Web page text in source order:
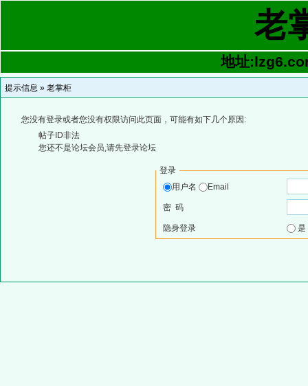
老
地址
提示信息 » 老掌柜
您没有登录或者您没有权限访问此页面，可能有如下几个原因:
帖子ID非法
您还不是论坛会员,请先登录论坛
登录
用户名
Email
密 码
隐身登录